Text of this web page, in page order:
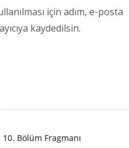
için adım, e-posta
kaydedilsin.
Bölüm Fragmanı